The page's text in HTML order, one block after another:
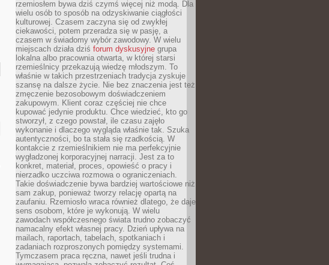
rzemiosłem bywa dziś czymś więcej niż modą. Dla
wielu osób to sposób na odzyskiwanie ciągłości
kulturowej. Czasem zaczyna się od zwykłej
ciekawości, potem przeradza się w pasję, a
czasem w świadomy wybór zawodowy. W wielu
miejscach działa dziś forum dyskusyjne grupa
lokalna albo pracownia otwarta, w której starsi
rzemieślnicy przekazują wiedzę młodszym. To
właśnie w takich przestrzeniach tradycja zyskuje
szansę na dalsze życie. Nie bez znaczenia jest też
zmęczenie bezosobowym doświadczeniem
zakupowym. Klient coraz częściej nie chce
kupować jedynie produktu. Chce wiedzieć, kto go
stworzył, z czego powstał, ile czasu zajęło
wykonanie i dlaczego wygląda właśnie tak. Szuka
autentyczności, bo ta stała się rzadkością. W
kontakcie z rzemieślnikiem nie ma perfekcyjnie
wygładzonej korporacyjnej narracji. Jest za to
konkret, materiał, proces, opowieść o pracy i
nierzadko uczciwa rozmowa o ograniczeniach.
Takie doświadczenie bywa bardziej wartościowe niż
sam zakup, ponieważ tworzy relację opartą na
zaufaniu. Rzemiosło wraca również dlatego, że daje
sens osobom, które je wykonują. W wielu
zawodach współczesnego świata trudno zobaczyć
namacalny efekt własnej pracy. Dzień upływa na
mailach, raportach, tabelach, spotkaniach i
zadaniach rozproszonych pomiędzy systemami.
Tymczasem praca ręczna, nawet jeśli trudna i